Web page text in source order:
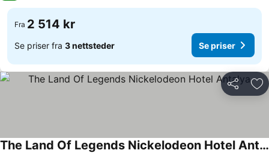
Fra 2 514 kr
Se priser fra 3 nettsteder Se priser
Del
The Land Of Legends Nickelodeon Hotel Antalya